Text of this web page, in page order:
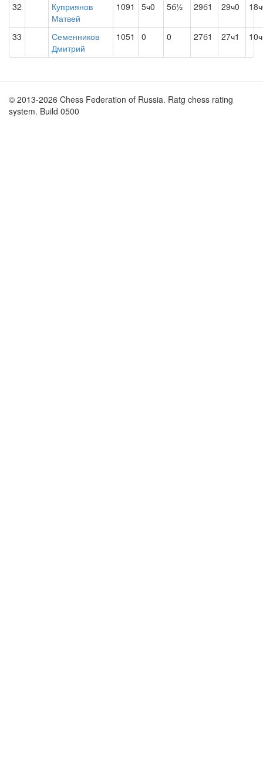
32
Куприянов
Матвей
1091 5ч0 5б½ 29б1 29ч0
33
Семенников
Дмитрий
1051 0 0 27б1 27ч1
© 2013-2026 Chess Federation of Russia. Ratg chess rating
system. Build 0500